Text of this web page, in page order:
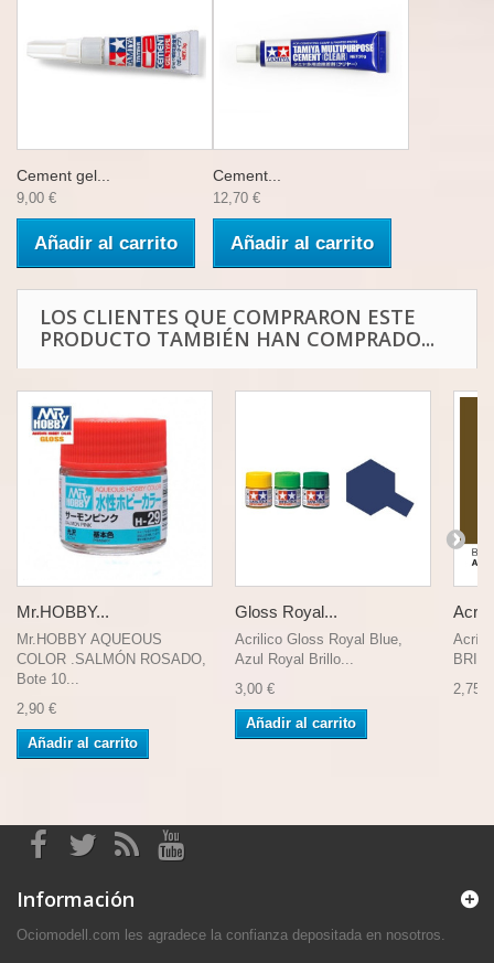
Cement gel...
9,00 €
Añadir al carrito
Cement...
12,70 €
Añadir al carrito
LOS CLIENTES QUE COMPRARON ESTE
PRODUCTO TAMBIÉN HAN COMPRADO...
Mr.HOBBY...
Mr.HOBBY AQUEOUS
COLOR .SALMÓN ROSADO,
Bote 10...
2,90 €
Añadir al carrito
Gloss Royal...
Acrilico Gloss Royal Blue,
Azul Royal Brillo...
3,00 €
Añadir al carrito
2,75 €
Información
Ociomodell.com les agradece la confianza depositada en nosotros.